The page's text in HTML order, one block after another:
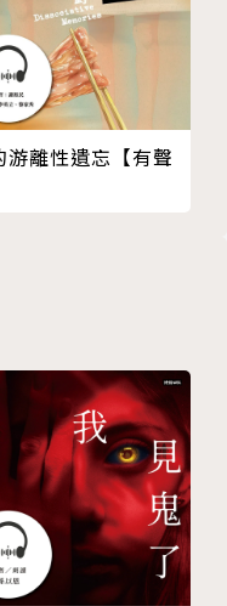
，獨剩犯罪的甜美尚
人的姿態，伏進深深
場爽快的獵捕遊戲。
痴追逐著不屑瞄我一
娶的，其實是來自
恐怖的惡犬牙齒沾染
類的殘肢嗎？在穿著
相似，胸口插著刀刃
游離性遺忘【有聲